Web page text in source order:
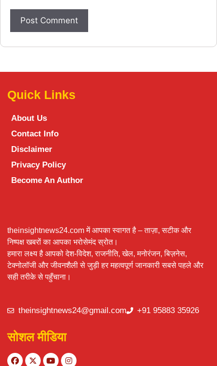
Quick Links
About Us
Contact Info
Disclaimer
Privacy Policy
Become An Author
theinsightnews24.com में आपका स्वागत है – ताज़ा, सटीक और
निष्पक्ष खबरों का आपका भरोसेमंद स्रोत।
हमारा लक्ष्य है आपको देश-विदेश, राजनीति, खेल, मनोरंजन, बिज़नेस,
टेक्नोलॉजी और जीवनशैली से जुड़ी हर महत्वपूर्ण जानकारी सबसे पहले और
सही तरीके से पहुँचाना।
theinsightnews24@gmail.com +91 95883 35926
सोशल मीडिया